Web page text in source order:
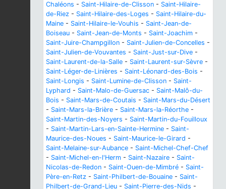
Chaléons - Saint-Hilaire-de-Clisson - Saint-Hilaire-
de-Riez - Saint-Hilaire-des-Loges - Saint-Hilaire-du-
Maine - Saint-Hilaire-le-Vouhis - Saint-Jean-de-
Boiseau - Saint-Jean-de-Monts - Saint-Joachim -
Saint-Juire-Champgillon - Saint-Julien-de-Concelles -
Saint-Julien-de-Vouvantes - Saint-Just-sur-Dive -
Saint-Laurent-de-la-Salle - Saint-Laurent-sur-Sèvre -
Saint-Léger-de-Linières - Saint-Léonard-des-Bois -
Saint-Longis - Saint-Lumine-de-Clisson - Saint-
Lyphard - Saint-Malo-de-Guersac - Saint-Malô-du-
Bois - Saint-Mars-de-Coutais - Saint-Mars-du-Désert
- Saint-Mars-la-Brière - Saint-Mars-la-Réorthe -
Saint-Martin-des-Noyers - Saint-Martin-du-Fouilloux
- Saint-Martin-Lars-en-Sainte-Hermine - Saint-
Maurice-des-Noues - Saint-Maurice-le-Girard -
Saint-Melaine-sur-Aubance - Saint-Michel-Chef-Chef
- Saint-Michel-en-l'Herm - Saint-Nazaire - Saint-
Nicolas-de-Redon - Saint-Ouen-de-Mimbré - Saint-
Père-en-Retz - Saint-Philbert-de-Bouaine - Saint-
Philbert-de-Grand-Lieu - Saint-Pierre-des-Nids -